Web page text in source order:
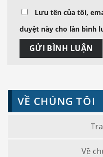
Lưu tên của tôi,
duyệt này cho lần bình
VỀ CHÚNG TÔI
Về